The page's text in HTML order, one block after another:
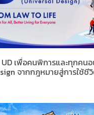
เพื่อคนพิการและทุกคน
จากกฎหมายสู่การใช้ชี